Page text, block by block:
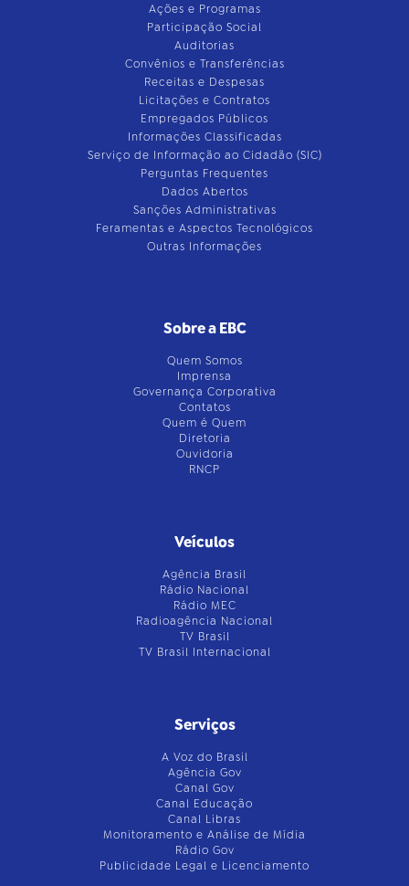
Ações e Programas
Participação Social
Auditorias
Convênios e Transferências
Receitas e Despesas
Licitações e Contratos
Empregados Públicos
Informações Classificadas
Serviço de Informação ao Cidadão (SIC)
Perguntas Frequentes
Dados Abertos
Sanções Administrativas
Feramentas e Aspectos Tecnológicos
Outras Informações
Sobre a EBC
Quem Somos
Imprensa
Governança Corporativa
Contatos
Quem é Quem
Diretoria
Ouvidoria
RNCP
Veículos
Agência Brasil
Rádio Nacional
Rádio MEC
Radioagência Nacional
TV Brasil
TV Brasil Internacional
Serviços
A Voz do Brasil
Agência Gov
Canal Gov
Canal Educação
Canal Libras
Monitoramento e Análise de Mídia
Rádio Gov
Publicidade Legal e Licenciamento